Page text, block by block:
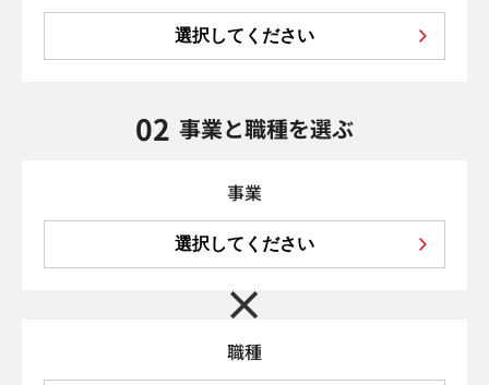
選択してください
02 事業と職種を選ぶ
事業
選択してください
職種